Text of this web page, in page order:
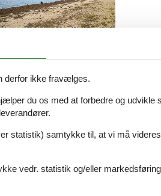
derfor ikke fravælges.
du os med at forbedre og udvikle
statistik) samtykke til, at vi må
vedr. statistik og/eller